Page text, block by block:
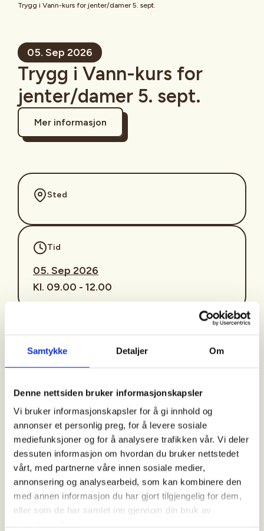
Samtykke Detaljer Om
Denne nettsiden bruker informasjonskapsler
Vi bruker informasjonskapsler for å gi innhold og
annonser et personlig preg, for å levere sosiale
mediefunksjoner og for å analysere trafikken vår. Vi deler
dessuten informasjon om hvordan du bruker nettstedet
vårt, med partnerne våre innen sosiale medier,
annonsering og analysearbeid, som kan kombinere den
med annen informasjon du har gjort tilgjengelig for dem,
eller som de har samlet inn gjennom din bruk av
Trygg i Vann-kurs for jenter/damer 5. sept.
05. Sep 2026
Trygg i Vann-kurs for
jenter/damer 5. sept.
Mer informasjon
Sted
Tid
05. Sep 2026
Kl. 09.00 - 12.00
Arrangør
Borre JOF
https://90999926
kvinner@bjof.no
Vi elsker å være ute på sjøen store deler av året.
Med fiskestang, sammen med familien og venner.
Og så klart vi bruker redningsvest, for sikkerhet på
sjøen er førsteprioritet. Men vet du hva du skal
gjøre hvis du havner i vannet? Vet du hva du skal